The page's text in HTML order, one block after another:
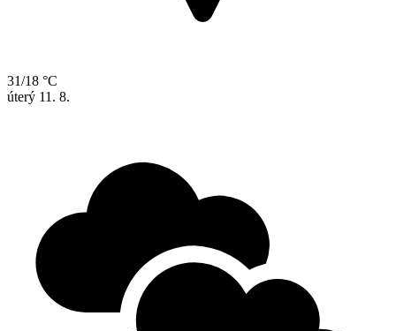
31/18 °C
úterý 11. 8.